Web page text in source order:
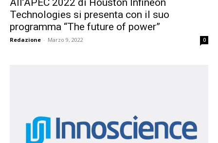
All’APEC 2022 di Houston Infineon
Technologies si presenta con il suo
programma “The future of power”
Redazione - Marzo 9, 2022 0